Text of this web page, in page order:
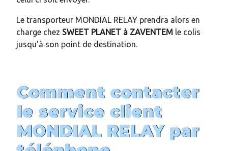
Le transporteur MONDIAL RELAY prendra alors en
charge chez SWEET PLANET à ZAVENTEM le colis
jusqu’à son point de destination.
Comment contacter
le service client
MONDIAL RELAY par